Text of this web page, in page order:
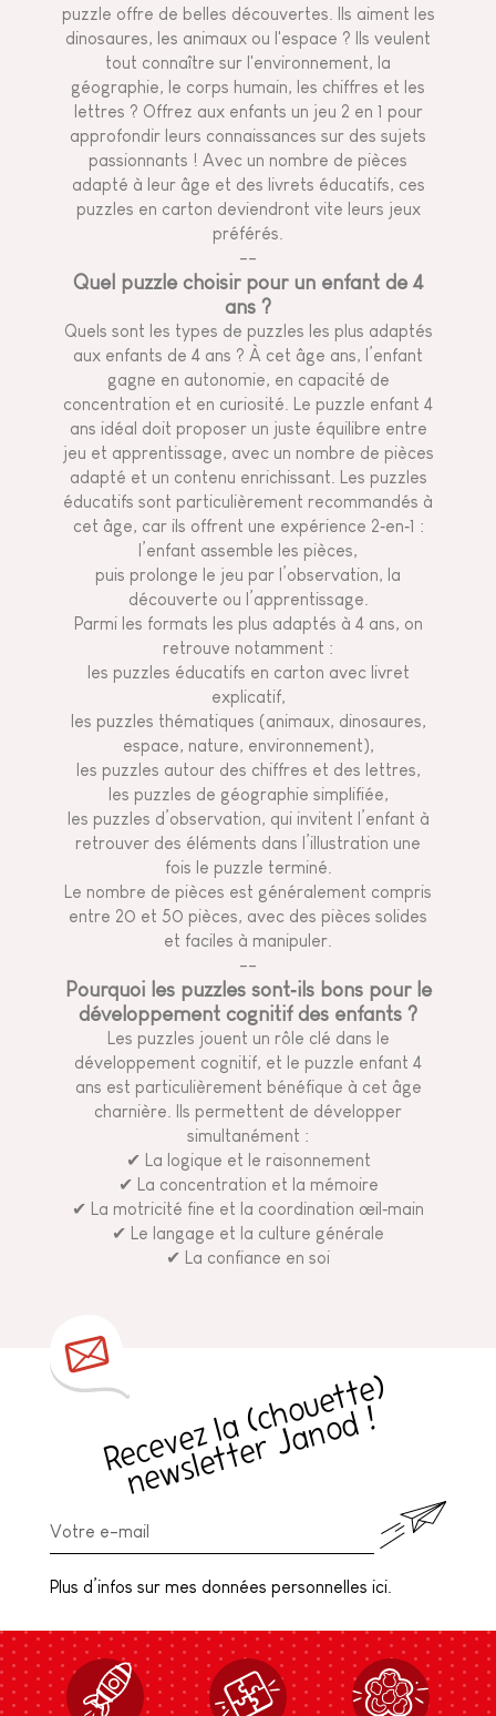
puzzle offre de belles découvertes. Ils aiment les
dinosaures, les animaux ou l'espace ? Ils veulent
tout connaître sur l'environnement, la
géographie, le corps humain, les chiffres et les
lettres ? Offrez aux enfants un jeu 2 en 1 pour
approfondir leurs connaissances sur des sujets
passionnants ! Avec un nombre de pièces
adapté à leur âge et des livrets éducatifs, ces
puzzles en carton deviendront vite leurs jeux
préférés.
--
Quel puzzle choisir pour un enfant de 4
ans ?
Quels sont les types de puzzles les plus adaptés
aux enfants de 4 ans ? À cet âge ans, l’enfant
gagne en autonomie, en capacité de
concentration et en curiosité. Le puzzle enfant 4
ans idéal doit proposer un juste équilibre entre
jeu et apprentissage, avec un nombre de pièces
adapté et un contenu enrichissant. Les puzzles
éducatifs sont particulièrement recommandés à
cet âge, car ils offrent une expérience 2‑en‑1 :
l’enfant assemble les pièces,
puis prolonge le jeu par l’observation, la
découverte ou l’apprentissage.
Parmi les formats les plus adaptés à 4 ans, on
retrouve notamment :
les puzzles éducatifs en carton avec livret
explicatif,
les puzzles thématiques (animaux, dinosaures,
espace, nature, environnement),
les puzzles autour des chiffres et des lettres,
les puzzles de géographie simplifiée,
les puzzles d’observation, qui invitent l’enfant à
retrouver des éléments dans l’illustration une
fois le puzzle terminé.
Le nombre de pièces est généralement compris
entre 20 et 50 pièces, avec des pièces solides
et faciles à manipuler.
--
Pourquoi les puzzles sont‑ils bons pour le
développement cognitif des enfants ?
Les puzzles jouent un rôle clé dans le
développement cognitif, et le puzzle enfant 4
ans est particulièrement bénéfique à cet âge
charnière. Ils permettent de développer
simultanément :
✔ La logique et le raisonnement
✔ La concentration et la mémoire
✔ La motricité fine et la coordination œil‑main
✔ Le langage et la culture générale
✔ La confiance en soi
R
e
c
e
v
e
z
l
a
(
c
h
o
u
e
t
t
e
)
n
e
w
sl
e
t
t
e
r
J
a
n
o
d
!
Plus d’infos sur mes données personnelles ici.